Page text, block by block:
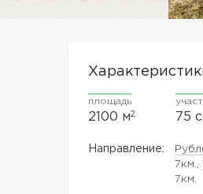
площадь
2100 м2 75
Направление:
7км.,
7км.